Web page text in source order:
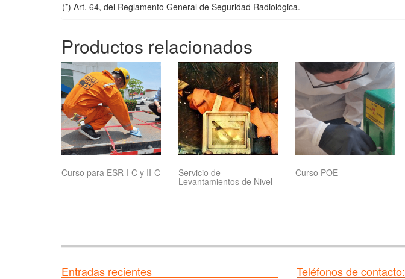
(*) Art. 64, del Reglamento General de Seguridad Radiológica.
Productos relacionados
Curso para ESR I-C y II-C Servicio de
Levantamientos de Nivel
Curso POE
Entradas recientes Teléfonos de contacto: